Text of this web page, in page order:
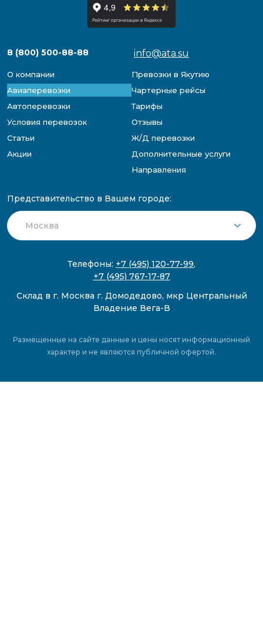
8 (800) 500-88-88 info@ata.su
О компании
Превозки в Якутию
Авиаперевозки
Чартерные рейсы
Автоперевозки
Тарифы
Условия перевозок
Отзывы
Статьи
Ж/Д перевозки
Акции
Дополнительные услуги
Направления
Представительство в Вашем городе:
Телефоны: +7 (495) 120-77-99,
+7 (495) 767-17-87
Склад в г. Москва г. Домодедово, мкр Центральный
Владение Вега-В
Размещенные на сайте данные и цены носят информационный
характер и не являются публичной офертой.